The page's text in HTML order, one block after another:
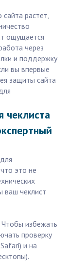
сайта растет,
ощущается
через
и поддержку
вы впервые
защиты сайта
чеклиста
это не
ваш чеклист
Чтобы избежать
проверку
и на